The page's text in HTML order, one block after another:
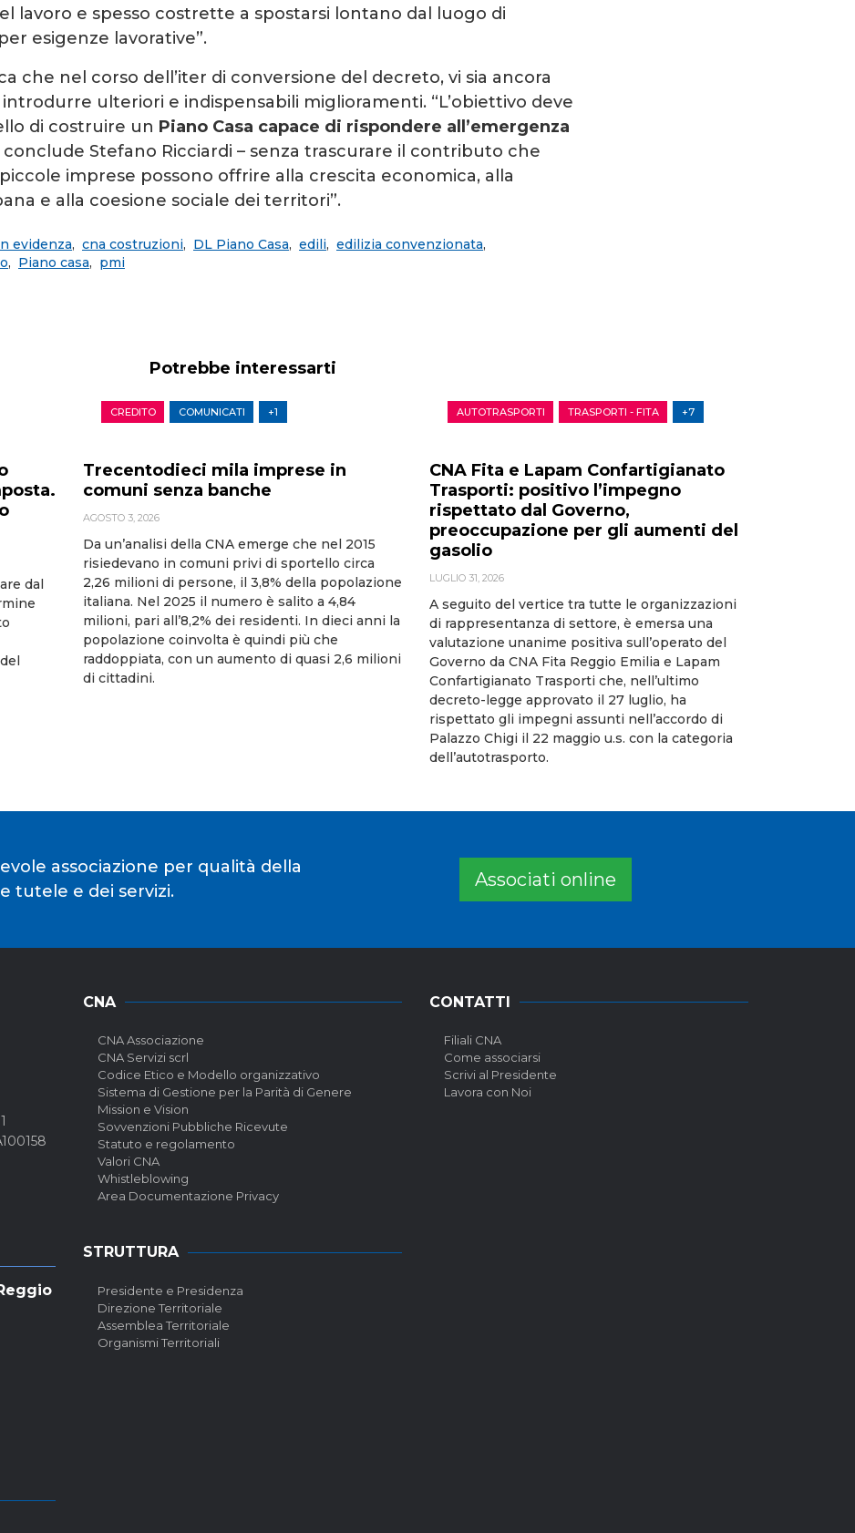
lavoro e spesso costrette a spostarsi lontano dal luogo di
esigenze lavorative”.
che nel corso dell’iter di conversione del decreto, vi sia ancora
ulteriori e indispensabili miglioramenti. “L’obiettivo deve
di costruire un Piano Casa capace di rispondere all’emergenza
conclude Stefano Ricciardi – senza trascurare il contributo che
imprese possono offrire alla crescita economica, alla
e alla coesione sociale dei territori”.
evidenza, cna costruzioni, DL Piano Casa, edili, edilizia convenzionata,
, Piano casa, pmi
Potrebbe interessarti
dal
CREDITO COMUNICATI +1
Trecentodieci mila imprese in
comuni senza banche
AGOSTO 3, 2026
Da un’analisi della CNA emerge che nel 2015
risiedevano in comuni privi di sportello circa
2,26 milioni di persone, il 3,8% della popolazione
italiana. Nel 2025 il numero è salito a 4,84
milioni, pari all’8,2% dei residenti. In dieci anni la
popolazione coinvolta è quindi più che
raddoppiata, con un aumento di quasi 2,6 milioni
di cittadini.
AUTOTRASPORTI TRASPORTI - FITA +7
CNA Fita e Lapam Confartigianato
Trasporti: positivo l’impegno
rispettato dal Governo,
preoccupazione per gli aumenti del
gasolio
LUGLIO 31, 2026
A seguito del vertice tra tutte le organizzazioni
di rappresentanza di settore, è emersa una
valutazione unanime positiva sull’operato del
Governo da CNA Fita Reggio Emilia e Lapam
Confartigianato Trasporti che, nell’ultimo
decreto-legge approvato il 27 luglio, ha
rispettato gli impegni assunti nell’accordo di
Palazzo Chigi il 22 maggio u.s. con la categoria
dell’autotrasporto.
associazione per qualità della
tutele e dei servizi.
Associati online
CNA
CNA Associazione
CNA Servizi scrl
Codice Etico e Modello organizzativo
Sistema di Gestione per la Parità di Genere
Mission e Vision
Sovvenzioni Pubbliche Ricevute
Statuto e regolamento
Valori CNA
Whistleblowing
Area Documentazione Privacy
STRUTTURA
Presidente e Presidenza
Direzione Territoriale
Assemblea Territoriale
Organismi Territoriali
CONTATTI
Filiali CNA
Come associarsi
Scrivi al Presidente
Lavora con Noi